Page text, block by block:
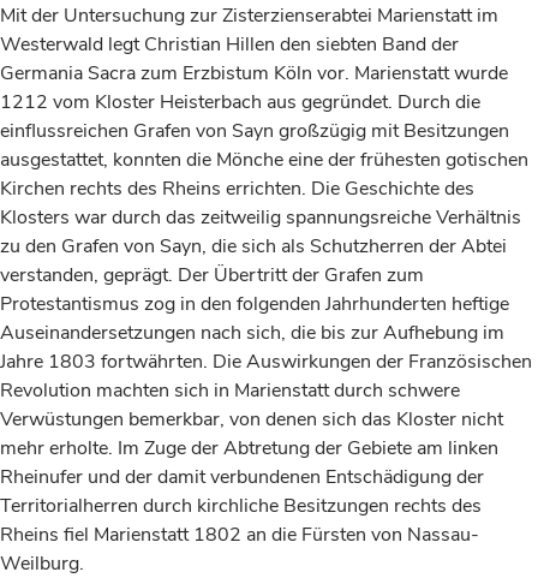
Mit der Untersuchung zur Zisterzienserabtei Marienstatt im
Westerwald legt Christian Hillen den siebten Band der
Germania Sacra zum Erzbistum Köln vor. Marienstatt wurde
1212 vom Kloster Heisterbach aus gegründet. Durch die
einflussreichen Grafen von Sayn großzügig mit Besitzungen
ausgestattet, konnten die Mönche eine der frühesten gotischen
Kirchen rechts des Rheins errichten. Die Geschichte des
Klosters war durch das zeitweilig spannungsreiche Verhältnis
zu den Grafen von Sayn, die sich als Schutzherren der Abtei
verstanden, geprägt. Der Übertritt der Grafen zum
Protestantismus zog in den folgenden Jahrhunderten heftige
Auseinandersetzungen nach sich, die bis zur Aufhebung im
Jahre 1803 fortwährten. Die Auswirkungen der Französischen
Revolution machten sich in Marienstatt durch schwere
Verwüstungen bemerkbar, von denen sich das Kloster nicht
mehr erholte. Im Zuge der Abtretung der Gebiete am linken
Rheinufer und der damit verbundenen Entschädigung der
Territorialherren durch kirchliche Besitzungen rechts des
Rheins fiel Marienstatt 1802 an die Fürsten von Nassau-
Weilburg.